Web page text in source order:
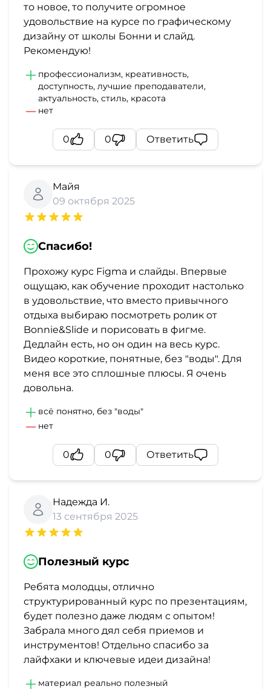
то новое, то получите огромное
удовольствие на курсе по графическому
дизайну от школы Бонни и слайд.
Рекомендую!
профессионализм, креативность,
доступность, лучшие преподаватели,
актуальность, стиль, красота
нет
0 0 Ответить
Майя
09 октября 2025
Спасибо!
Прохожу курс Figma и слайды. Впервые
ощущаю, как обучение проходит настолько
в удовольствие, что вместо привычного
отдыха выбираю посмотреть ролик от
Bonnie&Slide и порисовать в фигме.
Дедлайн есть, но он один на весь курс.
Видео короткие, понятные, без "воды". Для
меня все это сплошные плюсы. Я очень
довольна.
всё понятно, без "воды"
нет
0 0 Ответить
Надежда И.
13 сентября 2025
Полезный курс
Ребята молодцы, отлично
структурированный курс по презентациям,
будет полезно даже людям с опытом!
Забрала много дял себя приемов и
инструментов! Отдельно спасибо за
лайфхаки и ключевые идеи дизайна!
материал реально полезный